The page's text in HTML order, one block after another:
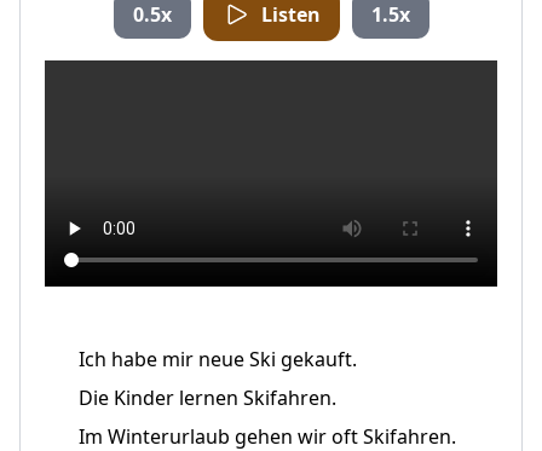
0.5x Listen 1.5x
Ich habe mir neue Ski gekauft.
Die Kinder lernen Skifahren.
Im Winterurlaub gehen wir oft Skifahren.